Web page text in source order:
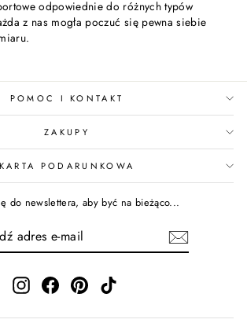
odpowiednie do różnych typów
z nas mogła poczuć się pewna siebie
POMOC I KONTAKT
ZAKUPY
KARTA PODARUNKOWA
do newslettera, aby być na bieżąco...
InstagramFacebookPinterest